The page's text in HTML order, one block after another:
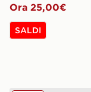
Ora 25,00€
SALDI